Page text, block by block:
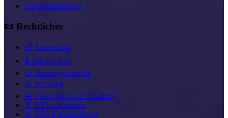
❤️‍🔥 Unterstützung
📜 Rechtliches
📋 Impressum
🔒 Datenschutz
📑 Nutzungshinweis
⚠️ Warnung
💫 Vom Odem zur Erfüllung
📡 RSS Andachten
📡 RSS Kurzpredigten